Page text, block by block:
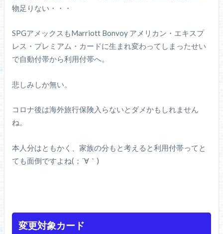
物足りない・・・
SPGアメックスもMarriott Bonvoy アメリカン・エキスプ
レス・プレミアム・カードに生まれ変わってしまったせい
で自動付帯から利用付帯へ。
悲しみしか無い。
コロナ後は海外旅行保険入らないとダメかもしれません
ね。
本人分はともかく、家族の分もと考えると利用付帯ってと
ても面倒ですよね(；´∀｀)
変更対象カード